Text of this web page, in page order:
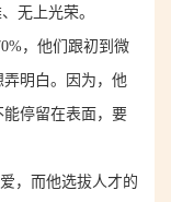
无上光荣。
，他们跟初到微
明白。因为，他
停留在表面，要
，而他选拔人才的